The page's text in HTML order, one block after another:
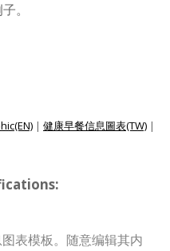
。
| 健康早餐信息圖表(TW) |
表模板。随意编辑其内